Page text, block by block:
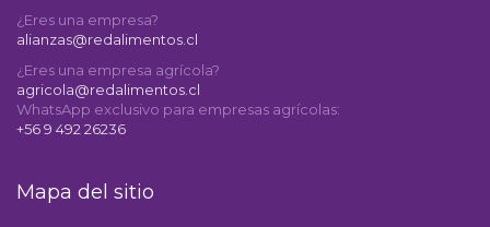
¿Eres una empresa?
alianzas@redalimentos.cl
¿Eres una empresa agrícola?
agricola@redalimentos.cl
WhatsApp exclusivo para empresas agrícolas:
+56 9 492 26236
Mapa del sitio